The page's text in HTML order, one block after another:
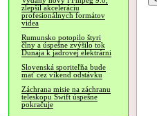
zlepšil akceleráciu
profesionálnych formátov
videa
Rumunsko potopilo štyri
člny a úspešne zvýšilo tok
Dunaja k jadrovej elektrárni
Slovenská sporiteľňa bude
mať cez víkend odstávku
Záchrana misie na záchranu
teleskopu Swift úspešne
pokračuje